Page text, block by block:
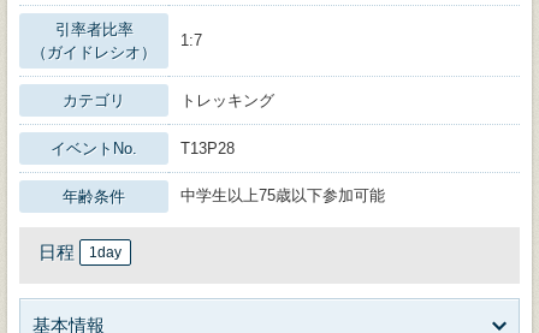
引率者比率
（ガイドレシオ）
1:7
カテゴリ トレッキング
イベントNo. T13P28
年齢条件 中学生以上75歳以下参加可能
日程 1day
基本情報